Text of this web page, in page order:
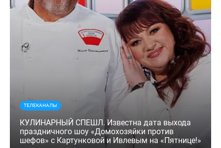
ТЕЛЕКАНАЛЫ
КУЛИНАРНЫЙ СПЕШЛ. Известна дата выхода
праздничного шоу «Домохозяйки против
шефов» с Картунковой и Ивлевым на «Пятнице!»